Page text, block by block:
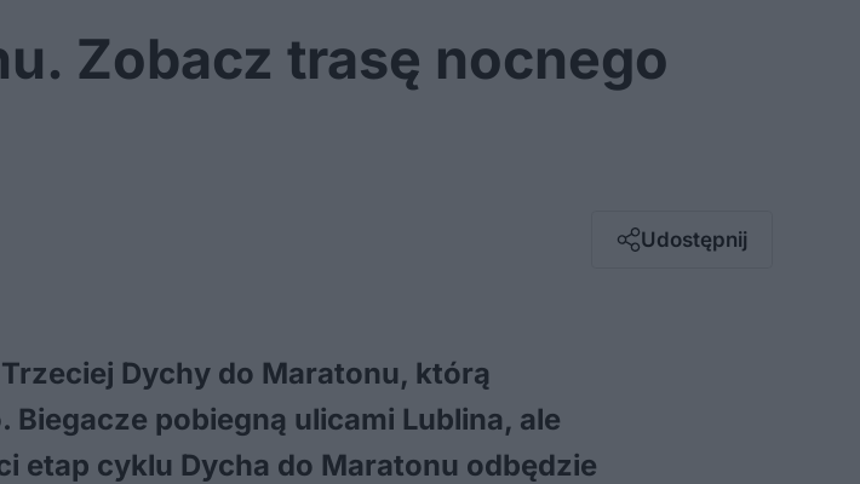
Zobacz trasę nocnego
Udostępnij
Messenger
Dychy do Maratonu, którą
Biegacze pobiegną ulicami Lublina, ale
etap cyklu Dycha do Maratonu odbędzie